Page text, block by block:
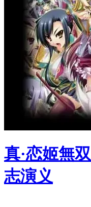
真·恋姬無
志演义